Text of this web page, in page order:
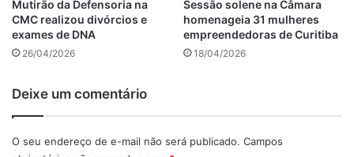
Mutirão da Defensoria na
CMC realizou divórcios e
exames de DNA
26/04/2026
Sessão solene na Câmara
homenageia 31 mulheres
empreendedoras de Curitiba
18/04/2026
Deixe um comentário
O seu endereço de e-mail não será publicado. Campos